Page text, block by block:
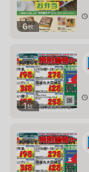
6枚
1枚